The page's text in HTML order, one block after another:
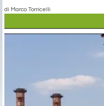
di Marco Torricelli